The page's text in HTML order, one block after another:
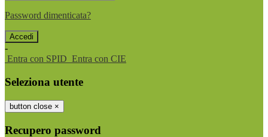
Password dimenticata?
-
Entra con SPID Entra con CIE
Seleziona utente
button close ×
Recupero password